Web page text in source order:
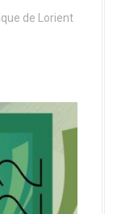
de Lorient